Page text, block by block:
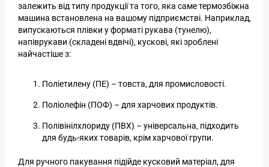
залежить від типу продукції та того, яка саме термозбіжна
машина встановлена на вашому підприємстві. Наприклад,
випускаються плівки у форматі рукава (тунелю),
напіврукави (складені вдвічі), кускові, які зроблені
найчастіше з:
Поліетилену (ПЕ) – товста, для промисловості.
Поліолефін (ПОФ) – для харчових продуктів.
Полівінілхлориду (ПВХ) – універсальна, підходить
для будь-яких товарів, крім харчової групи.
Для ручного пакування підійде кусковий матеріал, для